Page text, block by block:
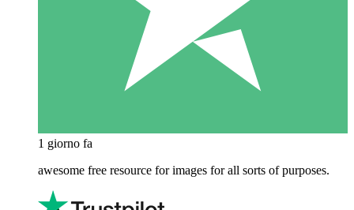
1 giorno fa
awesome free resource for images for all sorts of purposes.